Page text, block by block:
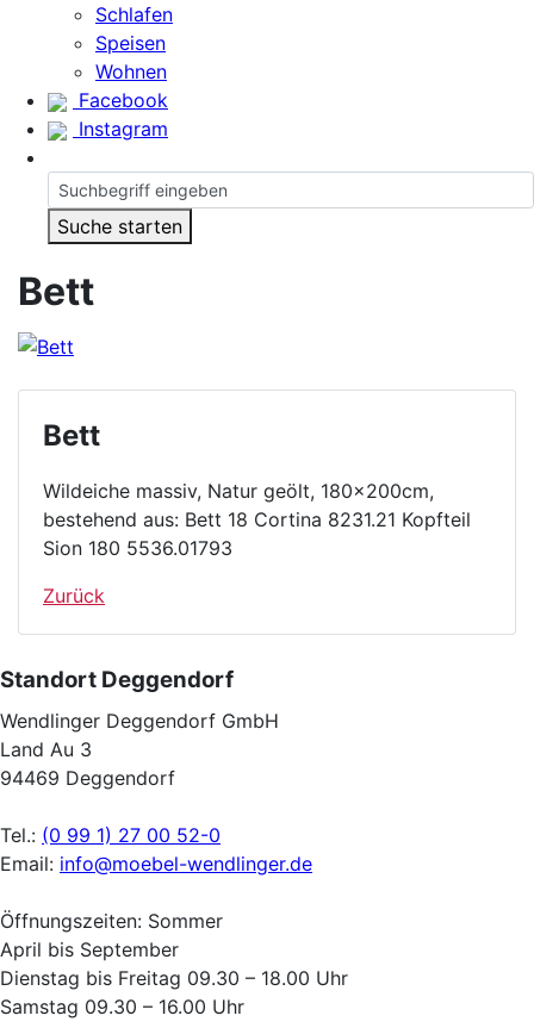
Schlafen
Speisen
Wohnen
Facebook
Instagram
Suche starten
Bett
Bett
Wildeiche massiv, Natur geölt, 180x200cm,
bestehend aus: Bett 18 Cortina 8231.21 Kopfteil
Sion 180 5536.01793
Zurück
Standort Deggendorf
Wendlinger Deggendorf GmbH
Land Au 3
94469 Deggendorf
Tel.: (0 99 1) 27 00 52-0
Email: info@moebel-wendlinger.de
Öffnungszeiten: Sommer
April bis September
Dienstag bis Freitag 09.30 – 18.00 Uhr
Samstag 09.30 – 16.00 Uhr